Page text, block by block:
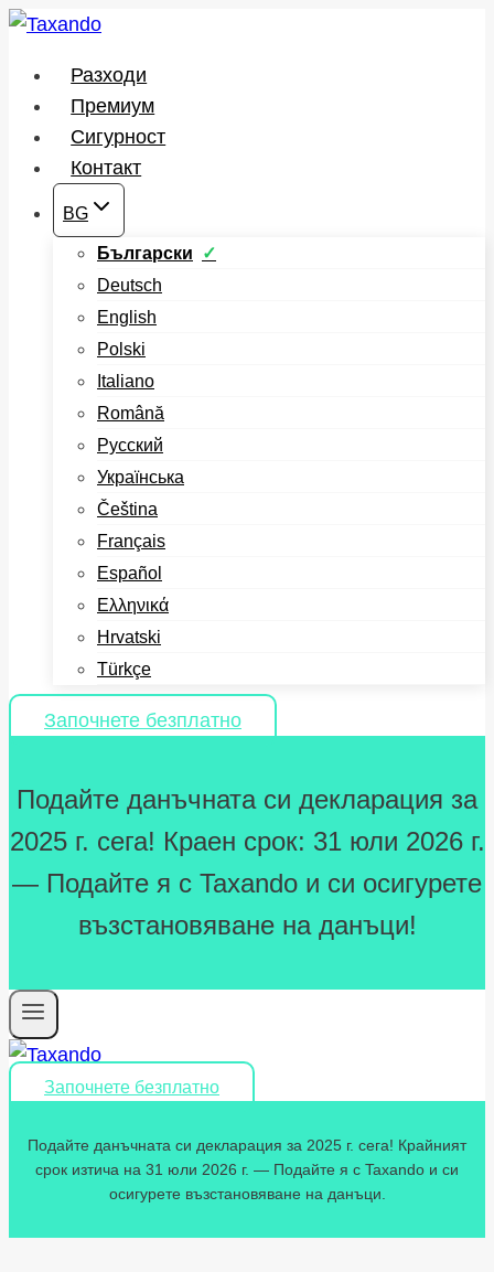
Към
Разходи
Премиум
Сигурност
Контакт
BG
Български
Deutsch
English
Polski
Italiano
Română
Русский
Українська
Čeština
Français
Español
Ελληνικά
Hrvatski
Türkçe
Започнете безплатно
Подайте данъчната си декларация за
2025 г. сега! Краен срок: 31 юли 2026 г.
— Подайте я с Taxando и си осигурете
възстановяване на данъци!
Започнете безплатно
Подайте данъчната си декларация за 2025 г. сега! Крайният
срок изтича на 31 юли 2026 г. — Подайте я с Taxando и си
осигурете възстановяване на данъци.